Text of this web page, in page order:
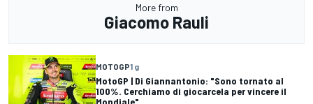
More from
Giacomo Rauli
MOTOGP1 g
MotoGP | Di Giannantonio: "Sono tornato al
100%. Cerchiamo di giocarcela per vincere il
Mondiale"